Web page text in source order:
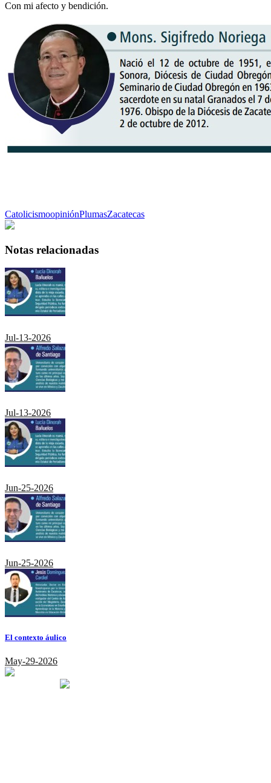
Con mi afecto y bendición.
CatolicismoopiniónPlumasZacatecas
Notas relacionadas
Jul-13-2026
Jul-13-2026
Jun-25-2026
Jun-25-2026
El contexto áulico
May-29-2026